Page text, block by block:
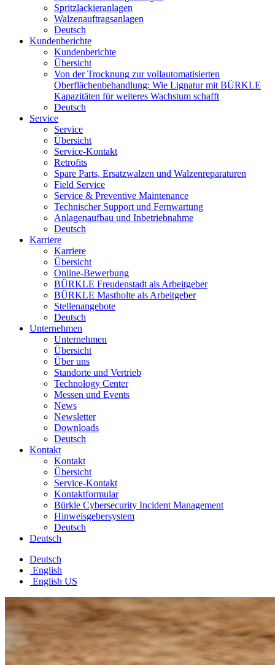
Spritzlackieranlagen
Walzenauftragsanlagen
Deutsch
Kundenberichte
Kundenberichte
Übersicht
Von der Trocknung zur vollautomatisierten
Oberflächenbehandlung: Wie Lignatur mit BÜRKLE
Kapazitäten für weiteres Wachstum schafft
Deutsch
Service
Service
Übersicht
Service-Kontakt
Retrofits
Spare Parts, Ersatzwalzen und Walzenreparaturen
Field Service
Service & Preventive Maintenance
Technischer Support und Fernwartung
Anlagenaufbau und Inbetriebnahme
Deutsch
Karriere
Karriere
Übersicht
Online-Bewerbung
BÜRKLE Freudenstadt als Arbeitgeber
BÜRKLE Mastholte als Arbeitgeber
Stellenangebote
Deutsch
Unternehmen
Unternehmen
Übersicht
Über uns
Standorte und Vertrieb
Technology Center
Messen und Events
News
Newsletter
Downloads
Deutsch
Kontakt
Kontakt
Übersicht
Service-Kontakt
Kontaktformular
Bürkle Cybersecurity Incident Management
Hinweisgebersystem
Deutsch
Deutsch
Deutsch
English
English US